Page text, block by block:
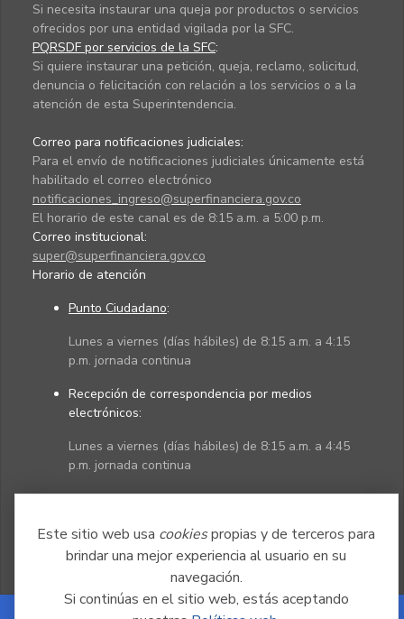
Este sitio web usa cookiespropias y de terceros para
brindar una mejor experiencia al usuario en su
navegación.
Si continúas en el sitio web, estás aceptando
Si necesita instaurar una queja por productos o servicios
ofrecidos por una entidad vigilada por la SFC.
PQRSDF por servicios de la SFC:
Si quiere instaurar una petición, queja, reclamo, solicitud,
denuncia o felicitación con relación a los servicios o a la
atención de esta Superintendencia.
Correo para notificaciones judiciales:
Para el envío de notificaciones judiciales únicamente está
habilitado el correo electrónico
notificaciones_ingreso@superfinanciera.gov.co
El horario de este canal es de 8:15 a.m. a 5:00 p.m.
Correo institucional:
super@superfinanciera.gov.co
Horario de atención
Punto Ciudadano:
Lunes a viernes (días hábiles) de 8:15 a.m. a 4:15
p.m. jornada continua
Recepción de correspondencia por medios
electrónicos:
Lunes a viernes (días hábiles) de 8:15 a.m. a 4:45
p.m. jornada continua